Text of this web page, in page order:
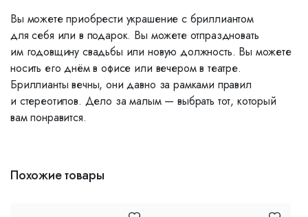
Вы можете приобрести украшение с бриллиантом
для себя или в подарок. Вы можете отпраздновать
им годовщину свадьбы или новую должность. Вы можете
носить его днём в офисе или вечером в театре.
Бриллианты вечны, они давно за рамками правил
и стереотипов. Дело за малым — выбрать тот, который
вам понравится.
Похожие товары